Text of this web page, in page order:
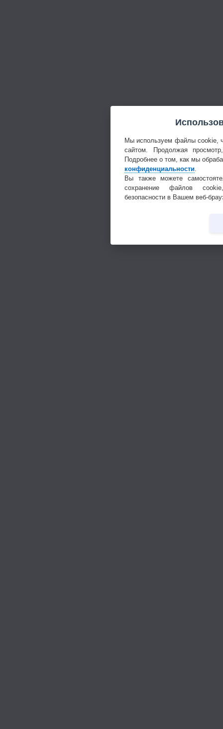
Мы используем файлы cookie,
сайтом. Продолжая
Подробнее о том, как мы
конфиденциальности
Вы также можете
сохранение файлов
безопасности в Вашем веб-